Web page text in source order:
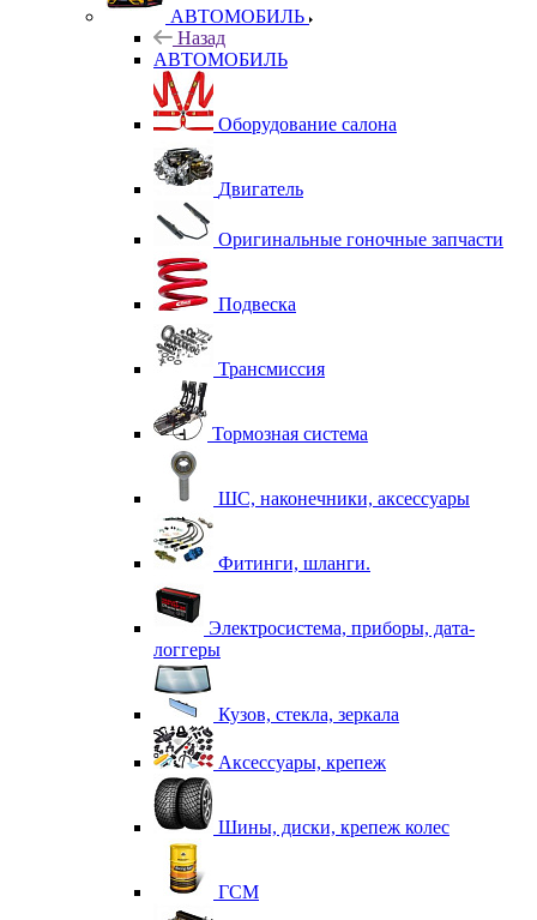
АВТОМОБИЛЬ
Назад
АВТОМОБИЛЬ
Оборудование салона
Двигатель
Оригинальные гоночные запчасти
Подвеска
Трансмиссия
Тормозная система
ШС, наконечники, аксессуары
Фитинги, шланги.
Электросистема, приборы, дата-
логгеры
Кузов, стекла, зеркала
Аксессуары, крепеж
Шины, диски, крепеж колес
ГСМ